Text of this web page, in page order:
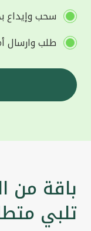
سحب وإيداع
طلب وارسال
باقة من
تلبي